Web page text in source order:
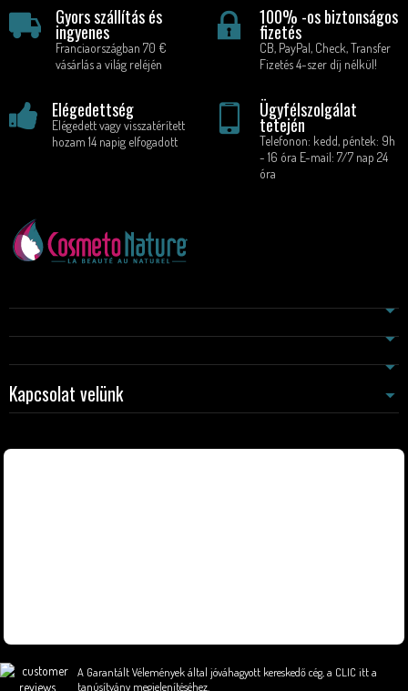
Gyors szállítás és
ingyenes
Franciaországban 70 €
vásárlás a világ reléjén
100% -os biztonságos
fizetés
CB, PayPal, Check, Transfer
Fizetés 4-szer díj nélkül!
Elégedettség
Elégedett vagy visszatérített
hozam 14 napig elfogadott
Ügyfélszolgálat
tetején
Telefonon: kedd, péntek: 9h
- 16 óra E-mail: 7/7 nap 24
óra
Kapcsolat velünk
A Garantált Vélemények által jóváhagyott kereskedő cég, a CLIC itt a
tanúsítvány megjelenítéséhez